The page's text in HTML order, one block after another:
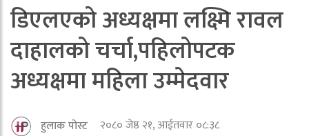
डिएलएकाे अध्यक्षमा लक्ष्मि रावल
दाहालकाे चर्चा,पहिलाेपटक
अध्यक्षमा महिला उम्मेदवार
हुलाक पोस्ट २०८० जेष्ठ २१, आईतवार ०८:३८